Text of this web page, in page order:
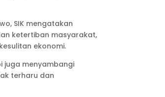
SIK mengatakan
ketertiban masyarakat,
ekonomi.
juga menyambangi
terharu dan